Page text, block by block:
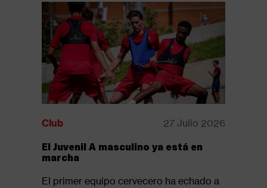
Club 27 Julio 2026
El Juvenil A masculino ya está en
marcha
El primer equipo cervecero ha echado a